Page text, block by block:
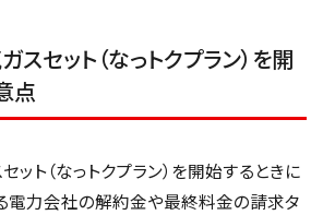
セット（なっトクプラン）を開
点
ト（なっトクプラン）を開始するときに
電力会社の解約金や最終料金の請求タ